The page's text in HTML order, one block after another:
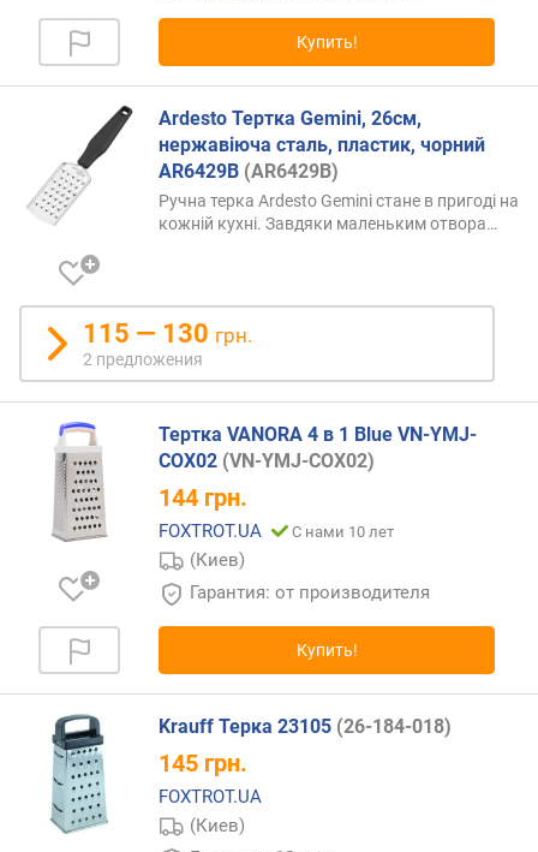
-
п
о
а
л
ф
а
в
и
т
у
(
Z
-
A
)
Купить!
Ardesto Тертка Gemini, 26см,
нержавіюча сталь, пластик, чорний
AR6429B (AR6429B)
Ручна терка Ardesto Gemini стане в пригоді на
кожній кухні. Завдяки маленькимотвора…
115 — 130 грн.
2 предложения
Тертка VANORA 4 в 1 Blue VN-YMJ-
COX02 (VN-YMJ-COX02)
144 грн.
FOXTROT.UA С нами 10 лет
(Киев)
Гарантия: от производителя
Купить!
Krauff Терка 23105 (26-184-018)
145 грн.
FOXTROT.UA
(Киев)